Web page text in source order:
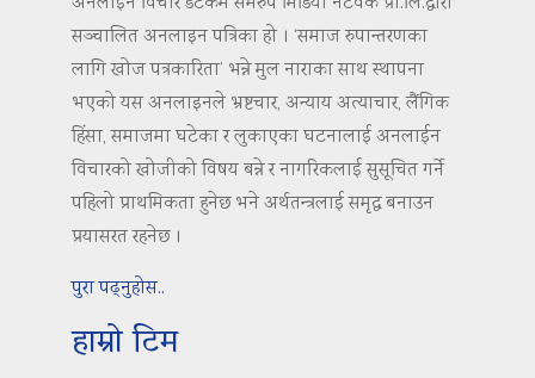
सञ्चालित अनलाइन पत्रिका हो । ‘समाज रुपान्तरणका
लागि खोज पत्रकारिता’ भन्ने मुल नाराका साथ स्थापना
भएको यस अनलाइनले भ्रष्टचार, अन्याय अत्याचार, लैंगिक
हिंसा, समाजमा घटेका र लुकाएका घटनालाई अनलाईन
विचारको खोजीको विषय बन्ने र नागरिकलाई सुसूचित गर्ने
पहिलो प्राथमिकता हुनेछ भने अर्थतन्त्रलाई समृद्ध बनाउन
प्रयासरत रहनेछ ।
पुरा पढ्नुहोस..
हाम्रो टिम